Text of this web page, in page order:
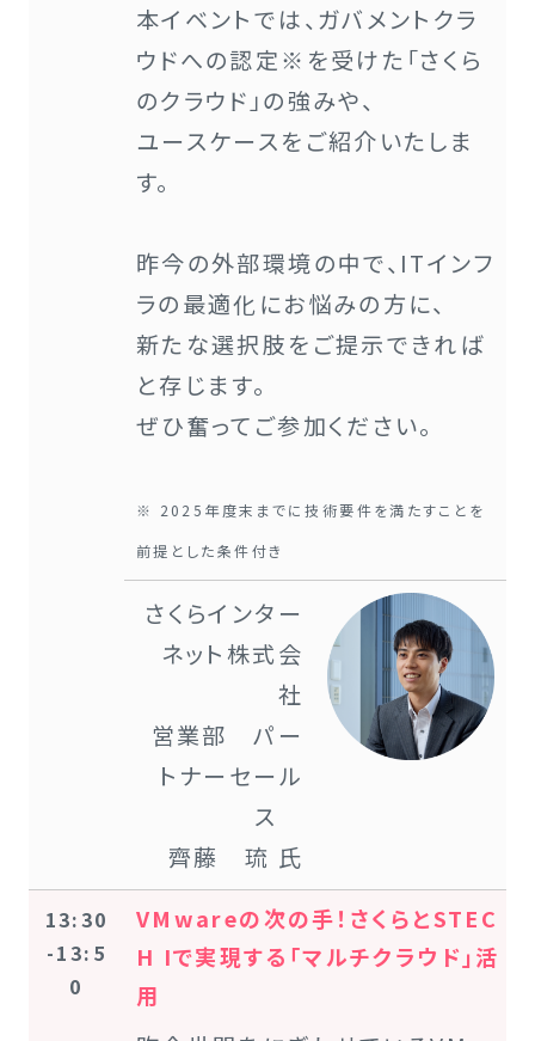
本イベントでは、ガバメントクラ
ウドへの認定※を受けた「さくら
のクラウド」の強みや、
ユースケースをご紹介いたしま
す。
昨今の外部環境の中で、ITインフ
ラの最適化にお悩みの方に、
新たな選択肢をご提示できれば
と存じます。
ぜひ奮ってご参加ください。
※ 2025年度末までに技術要件を満たすことを
前提とした条件付き
さくらインター
ネット株式会
社
営業部 パー
トナーセール
ス
齊藤 琉 氏
13:30
-13:5
0
VMwareの次の手！さくらとSTEC
H Iで実現する「マルチクラウド」活
用